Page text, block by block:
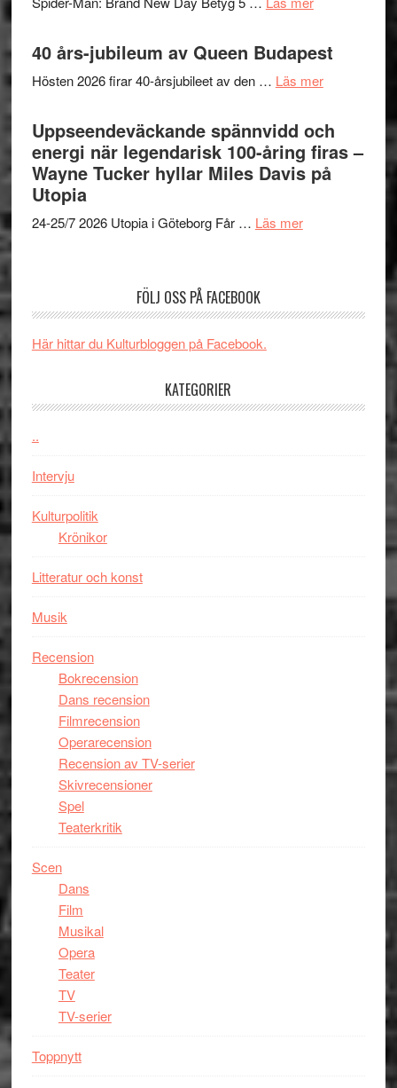
Spider-
Man:
Brand
Day
–
kan
någonsin
40 års-jubileum av Queen Budapest
Hösten 2026 firar 40-årsjubileet av den … Läs merom
års-
jubileum
av
Queen
Uppseendeväckande spännvidd och
energi när legendarisk 100-åring firas –
Wayne Tucker hyllar Miles Davis på
Utopia
24-25/7 2026 Utopia i Göteborg Får … Läs merom
firas
FÖLJ OSS PÅ FACEBOOK
Här hittar du Kulturbloggen på Facebook.
KATEGORIER
..
Intervju
Kulturpolitik
Krönikor
Litteratur och konst
Musik
Recension
Bokrecension
Dans recension
Filmrecension
Operarecension
Recension av TV-serier
Skivrecensioner
Spel
Teaterkritik
Scen
Dans
Film
Musikal
Opera
Teater
TV
TV-serier
Toppnytt